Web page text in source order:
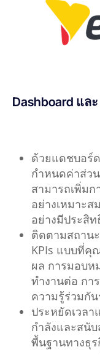
Dashboard และ
ด้วยแดชบอร์
กำหนดค่าส่ว
สามารถเพิ่ม
อย่างเหมาะ
อย่างมีประสิ
ติดตามสถาน
KPIs แบบที่คุ
ผล การมอบห
ทำงานต่อ กา
ความรู้ร่วมกั
ประหยัดเวลา
กำลังและสนั
พื้นฐานทางธุ